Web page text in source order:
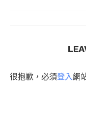
很抱歉，必須登入網